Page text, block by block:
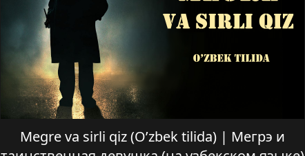
Megre va sirli qiz (O’zbek tilida) | Мегрэ и